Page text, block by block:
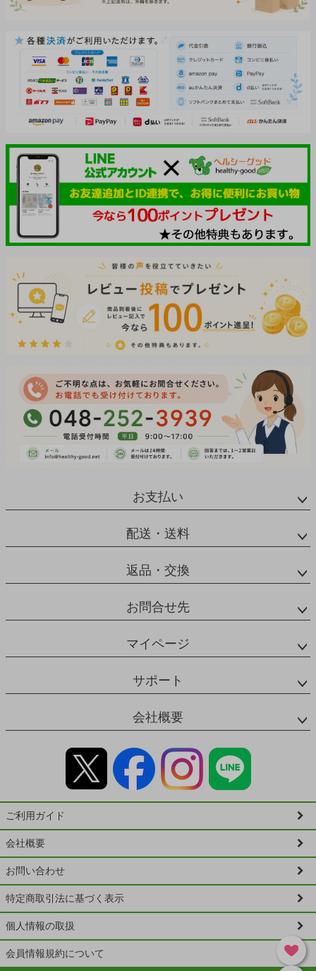
お支払い
配送・送料
返品・交換
お問合せ先
マイページ
サポート
会社概要
ご利用ガイド
会社概要
お問い合わせ
特定商取引法に基づく表示
個人情報の取扱
会員情報規約について